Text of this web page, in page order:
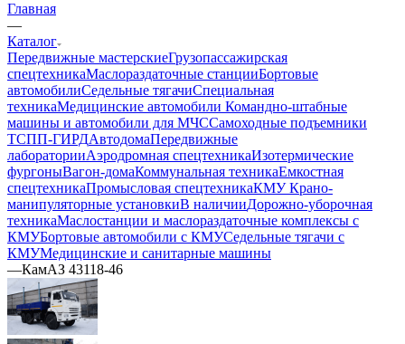
Главная
—
Каталог
Передвижные мастерскиеГрузопассажирская
спецтехникаМаслораздаточные станцииБортовые
автомобилиСедельные тягачиСпециальная
техникаМедицинские автомобили Командно-штабные
машины и автомобили для МЧССамоходные подъемники
ТСПП-ГИРДАвтодомаПередвижные
лабораторииАэродромная спецтехникаИзотермические
фургоныВагон-домаКоммунальная техникаЕмкостная
спецтехникаПромысловая спецтехникаКМУ Крано-
манипуляторные установкиВ наличииДорожно-уборочная
техникаМаслостанции и маслораздаточные комплексы с
КМУБортовые автомобили с КМУСедельные тягачи с
КМУМедицинские и санитарные машины
—КамАЗ 43118-46